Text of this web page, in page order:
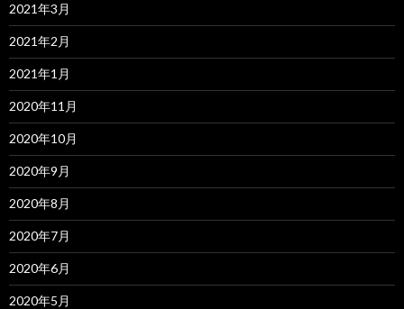
2021年3月
2021年2月
2021年1月
2020年11月
2020年10月
2020年9月
2020年8月
2020年7月
2020年6月
2020年5月